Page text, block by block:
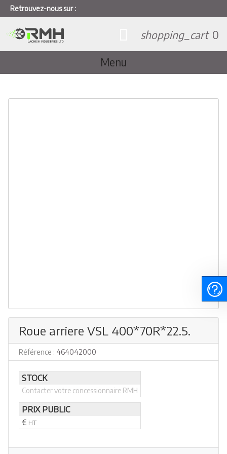
Retrouvez-nous sur :
Menu
shopping_cart 0
Roue arriere VSL 400*70R*22.5.
Référence : 464042000
STOCK
Contacter votre concessionnaire RMH
PRIX PUBLIC
€ HT